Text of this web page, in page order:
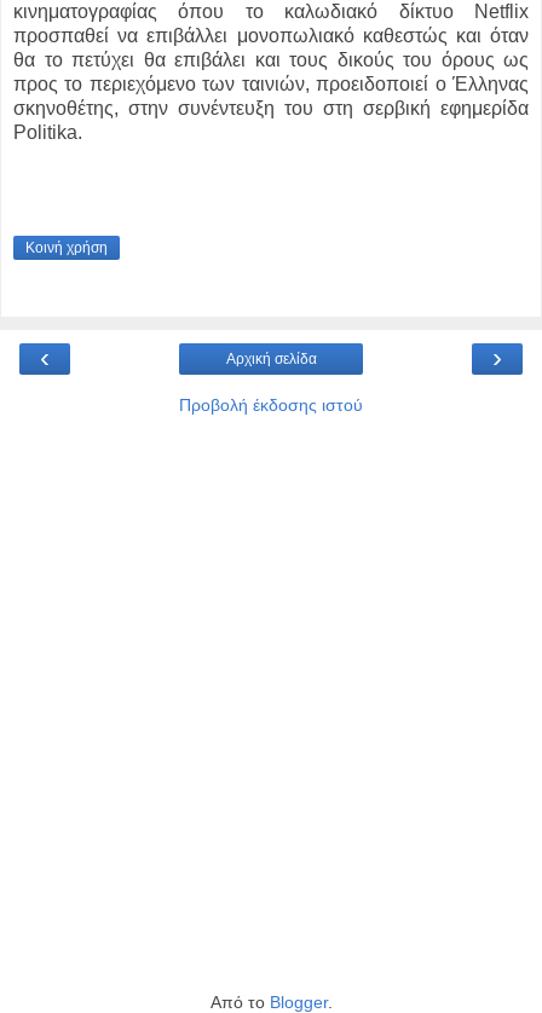
κινηματογραφίας όπου το καλωδιακό δίκτυο Netflix
προσπαθεί να επιβάλλει μονοπωλιακό καθεστώς και όταν
θα το πετύχει θα επιβάλει και τους δικούς του όρους ως
προς το περιεχόμενο των ταινιών, προειδοποιεί ο Έλληνας
σκηνοθέτης, στην συνέντευξη του στη σερβική εφημερίδα
Politika.
Κοινή χρήση
‹ ›
Αρχική σελίδα
Προβολή έκδοσης ιστού
Από το Blogger.